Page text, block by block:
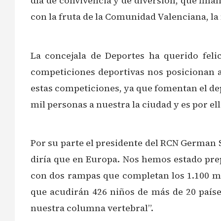
con la fruta de la Comunidad Valenciana,
️La concejala de Deportes ha querido
competiciones deportivas nos
estas competiciones, ya que fomentan el
mil personas a nuestra la ciudad y es por
️Por su parte el presidente del RCN
diría que en Europa. Nos hemos estado
con dos rampas que completan los 1.100
que acudirán 426 niños de más de 20
nuestra columna vertebral”.